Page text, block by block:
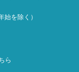
始を除く）
ら